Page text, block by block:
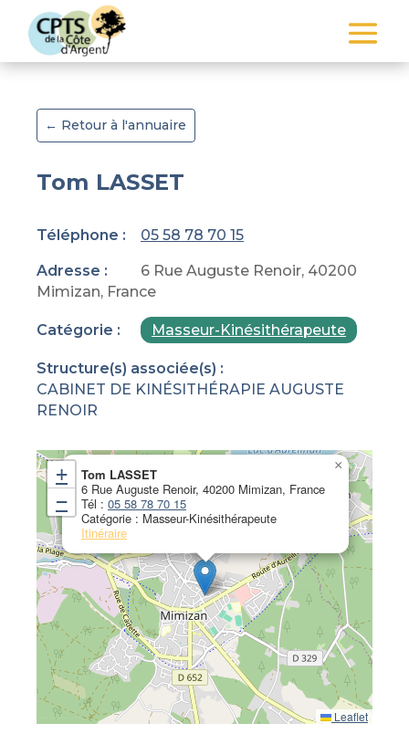
← Retour à l'annuaire
Tom LASSET
Téléphone : 05 58 78 70 15
Adresse :
6 Rue Auguste Renoir, 40200
Mimizan, France
Catégorie : Masseur-Kinésithérapeute
Structure(s) associée(s) :
CABINET DE KINÉSITHÉRAPIE AUGUSTE
RENOIR
Tom LASSET
6 Rue Auguste Renoir, 40200 Mimizan, France
Tél : 05 58 78 70 15
Catégorie : Masseur-Kinésithérapeute
Itinéraire
×
+
−
Leaflet